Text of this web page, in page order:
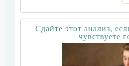
Сдайте этот анализ,
чувствуете